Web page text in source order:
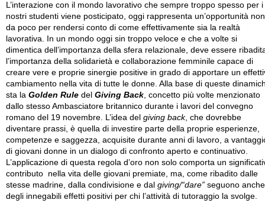
L’interazione con il mondo lavorativo che sempre troppo spesso per i
nostri studenti viene posticipato, oggi rappresenta un’opportunità non
da poco per rendersi conto di come effettivamente sia la realtà
lavorativa. In un mondo oggi sin troppo veloce e che a volte si
dimentica dell’importanza della sfera relazionale, deve essere
l’importanza della solidarietà e collaborazione femminile capace di
creare vere e proprie sinergie positive in grado di apportare un
cambiamento nella vita di tutte le donne. Alla base di queste
sta la Golden Rule del Giving Back, concetto più volte menzionato
dallo stesso Ambasciatore britannico durante i lavori del convegno
romano del 19 novembre. L’idea del giving back, che dovrebbe
diventare prassi, è quella di investire parte della proprie esperienze,
competenze e saggezza, acquisite durante anni di lavoro, a
di giovani donne in un dialogo di confronto aperto e continuativo.
L’applicazione di questa regola d’oro non solo comporta un
contributo nella vita delle giovani premiate, ma, come ribadito dalle
stesse madrine, dalla condivisione e dal giving/“dare” seguono anche
degli innegabili effetti positivi per chi l’attività di tutoraggio la svolge.